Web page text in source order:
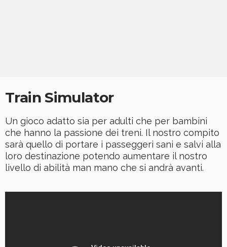
Train Simulator
Un gioco adatto sia per adulti che per bambini
che hanno la passione dei treni. Il nostro compito
sarà quello di portare i passeggeri sani e salvi alla
loro destinazione potendo aumentare il nostro
livello di abilità man mano che si andrà avanti.